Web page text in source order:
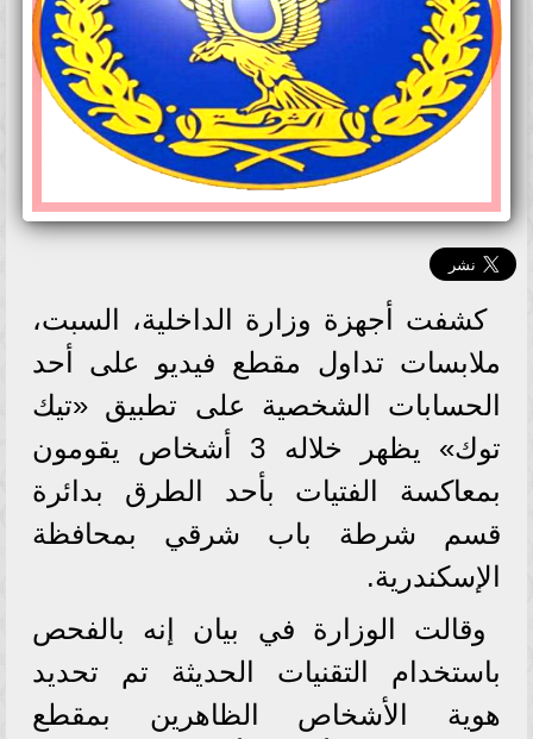
كشفت أجهزة وزارة الداخلية، السبت،
ملابسات تداول مقطع فيديو على أحد
الحسابات الشخصية على تطبيق «تيك
توك» يظهر خلاله 3 أشخاص يقومون
بمعاكسة الفتيات بأحد الطرق بدائرة
قسم شرطة باب شرقي بمحافظة
الإسكندرية.
وقالت الوزارة في بيان إنه بالفحص
باستخدام التقنيات الحديثة تم تحديد
هوية الأشخاص الظاهرين بمقطع